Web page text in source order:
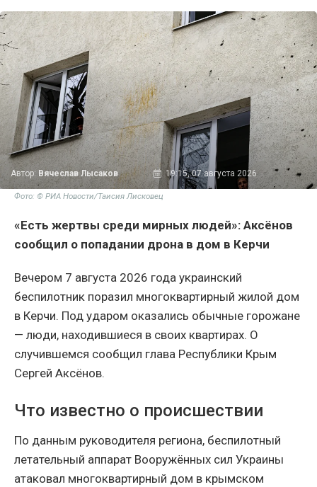
Автор: Вячеслав Лысаков 19:15, 07 августа 2026
Фото: © РИА Новости/Таисия Лисковец
«Есть жертвы среди мирных людей»: Аксёнов
сообщил о попадании дрона в дом в Керчи
Вечером 7 августа 2026 года украинский
беспилотник поразил многоквартирный жилой дом
в Керчи. Под ударом оказались обычные горожане
— люди, находившиеся в своих квартирах. О
случившемся сообщил глава Республики Крым
Сергей Аксёнов.
Что известно о происшествии
По данным руководителя региона, беспилотный
летательный аппарат Вооружённых сил Украины
атаковал многоквартирный дом в крымском